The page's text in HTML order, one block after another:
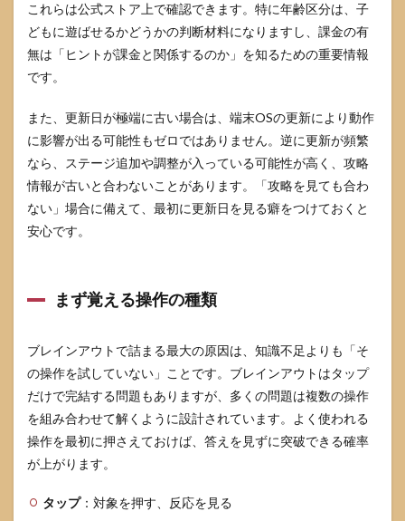
効く
進め
方の
スト
が溜
まる
前の
やめ
時
7.3
があ
った
先
これらは公式ストア上で確認できます。特に年齢区分は、子
どもに遊ばせるかどうかの判断材料になりますし、課金の有
無は「ヒントが課金と関係するのか」を知るための重要情報
です。
また、更新日が極端に古い場合は、端末OSの更新により動作
に影響が出る可能性もゼロではありません。逆に更新が頻繁
なら、ステージ追加や調整が入っている可能性が高く、攻略
情報が古いと合わないことがあります。「攻略を見ても合わ
ない」場合に備えて、最初に更新日を見る癖をつけておくと
安心です。
まず覚える操作の種類
ブレインアウトで詰まる最大の原因は、知識不足よりも「そ
の操作を試していない」ことです。ブレインアウトはタップ
だけで完結する問題もありますが、多くの問題は複数の操作
を組み合わせて解くように設計されています。よく使われる
操作を最初に押さえておけば、答えを見ずに突破できる確率
が上がります。
タップ：対象を押す、反応を見る